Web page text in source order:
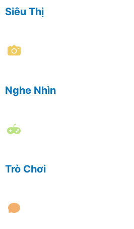
Siêu Thị
Nghe Nhìn
Trò Chơi